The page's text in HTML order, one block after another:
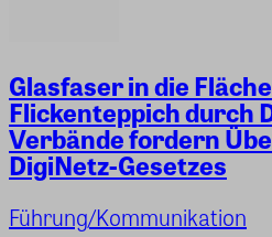
Glasfaser in die
Flickenteppich durch
Verbände fordern
DigiNetz-Gesetzes
Führung/Kommunikation